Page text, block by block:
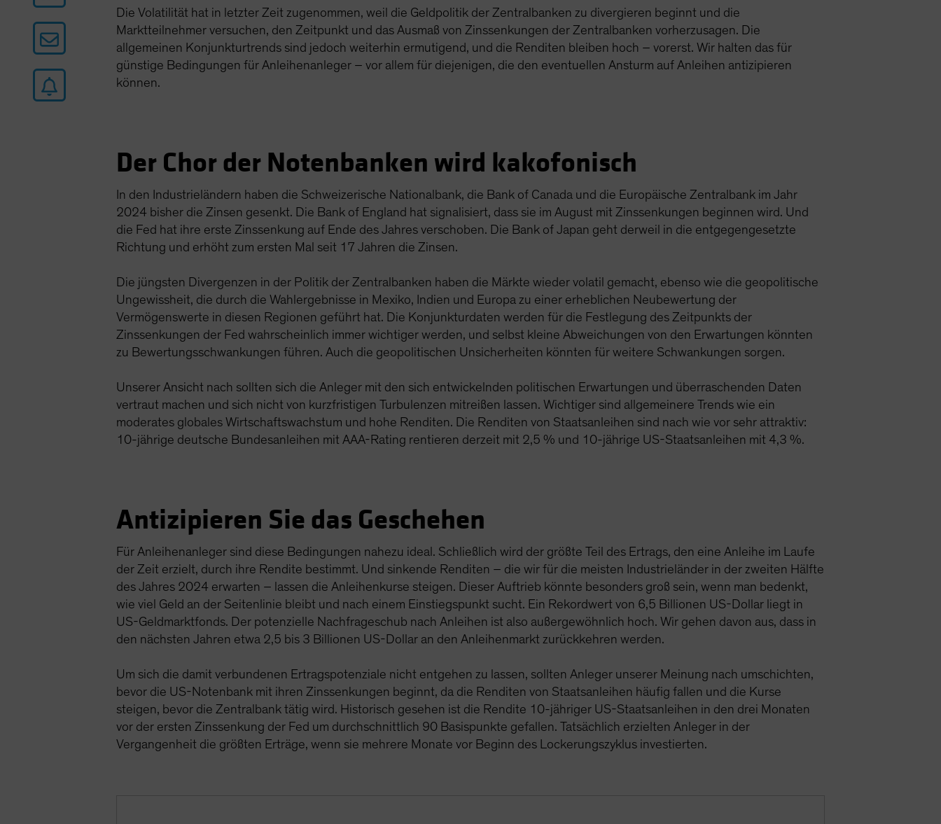
Die Volatilität hat in letzter Zeit zugenommen, weil die Geldpolitik der Zentralbanken zu divergieren beginnt und die
Marktteilnehmer versuchen, den Zeitpunkt und das Ausmaß von Zinssenkungen der Zentralbanken vorherzusagen. Die
allgemeinen Konjunkturtrends sind jedoch weiterhin ermutigend, und die Renditen bleiben hoch – vorerst. Wir halten das für
günstige Bedingungen für Anleihenanleger – vor allem für diejenigen, die den eventuellen Ansturm auf Anleihen antizipieren
können.
Der Chor der Notenbanken wird kakofonisch
In den Industrieländern haben die Schweizerische Nationalbank, die Bank of Canada und die Europäische Zentralbank im Jahr
2024 bisher die Zinsen gesenkt. Die Bank of England hat signalisiert, dass sie im August mit Zinssenkungen beginnen wird. Und
die Fed hat ihre erste Zinssenkung auf Ende des Jahres verschoben. Die Bank of Japan geht derweil in die entgegengesetzte
Richtung und erhöht zum ersten Mal seit 17 Jahren die Zinsen.
Die jüngsten Divergenzen in der Politik der Zentralbanken haben die Märkte wieder volatil gemacht, ebenso wie die geopolitische
Ungewissheit, die durch die Wahlergebnisse in Mexiko, Indien und Europa zu einer erheblichen Neubewertung der
Vermögenswerte in diesen Regionen geführt hat. Die Konjunkturdaten werden für die Festlegung des Zeitpunkts der
Zinssenkungen der Fed wahrscheinlich immer wichtiger werden, und selbst kleine Abweichungen von den Erwartungen könnten
zu Bewertungsschwankungen führen. Auch die geopolitischen Unsicherheiten könnten für weitere Schwankungen sorgen.
Unserer Ansicht nach sollten sich die Anleger mit den sich entwickelnden politischen Erwartungen und überraschenden Daten
vertraut machen und sich nicht von kurzfristigen Turbulenzen mitreißen lassen. Wichtiger sind allgemeinere Trends wie ein
moderates globales Wirtschaftswachstum und hohe Renditen. Die Renditen von Staatsanleihen sind nach wie vor sehr attraktiv:
10-jährige deutsche Bundesanleihen mit AAA-Rating rentieren derzeit mit 2,5 % und 10-jährige US-Staatsanleihen mit 4,3 %.
Antizipieren Sie das Geschehen
Für Anleihenanleger sind diese Bedingungen nahezu ideal. Schließlich wird der größte Teil des Ertrags, den eine Anleihe im Laufe
der Zeit erzielt, durch ihre Rendite bestimmt. Und sinkende Renditen – die wir für die meisten Industrieländer in der zweiten Hälfte
des Jahres 2024 erwarten – lassen die Anleihenkurse steigen. Dieser Auftrieb könnte besonders groß sein, wenn man bedenkt,
wie viel Geld an der Seitenlinie bleibt und nach einem Einstiegspunkt sucht. Ein Rekordwert von 6,5 Billionen US-Dollar liegt in
US-Geldmarktfonds. Der potenzielle Nachfrageschub nach Anleihen ist also außergewöhnlich hoch. Wir gehen davon aus, dass in
den nächsten Jahren etwa 2,5 bis 3 Billionen US-Dollar an den Anleihenmarkt zurückkehren werden.
Um sich die damit verbundenen Ertragspotenziale nicht entgehen zu lassen, sollten Anleger unserer Meinung nach umschichten,
bevor die US-Notenbank mit ihren Zinssenkungen beginnt, da die Renditen von Staatsanleihen häufig fallen und die Kurse
steigen, bevor die Zentralbank tätig wird. Historisch gesehen ist die Rendite 10-jähriger US-Staatsanleihen in den drei Monaten
vor der ersten Zinssenkung der Fed um durchschnittlich 90 Basispunkte gefallen. Tatsächlich erzielten Anleger in der
Vergangenheit die größten Erträge, wenn sie mehrere Monate vor Beginn des Lockerungszyklus investierten.